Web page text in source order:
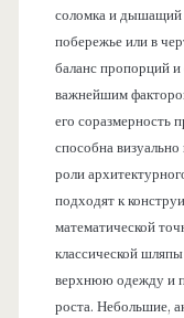
соломка и дышащий
побережье или в
баланс пропорций
важнейшим
его соразмерность
способна
роли
подходят к
математической
классической
верхнюю одежду и
роста. Небольшие,